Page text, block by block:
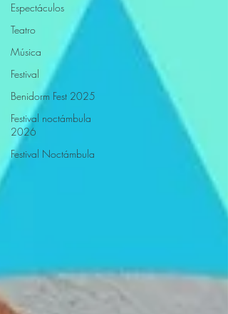
Espectáculos
Teatro
Música
Festival
Benidorm Fest 2025
Festival noctámbula
2026
Festival Noctámbula